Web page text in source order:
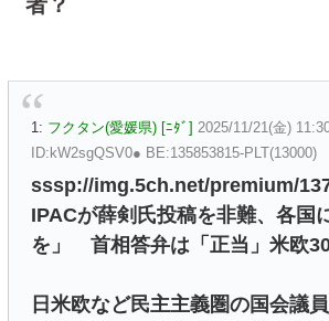
1: フクタン(愛媛県) [ﾆﾀﾞ] 2025/11/21(金)
ID:kW2sgQSV0● BE:135853815-PLT(13000)
sssp://img.5ch.net/premium/
IPACが薛剣氏投稿を非難、各国
を」 首相答弁は「正当」米欧
日米欧など民主主義圏の国会議